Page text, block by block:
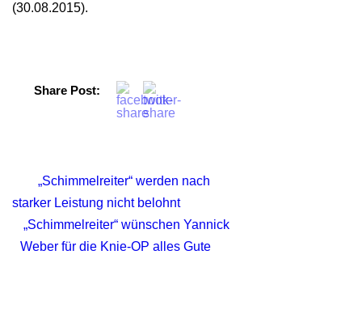
(30.08.2015).
Share Post:
„Schimmelreiter“ werden nach
starker Leistung nicht belohnt
„Schimmelreiter“ wünschen Yannick
Weber für die Knie-OP alles Gute